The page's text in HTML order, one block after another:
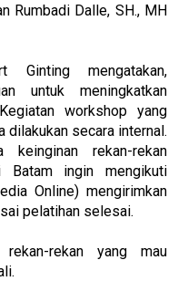
Rumbadi Dalle, SH., MH
Ginting mengatakan,
untuk meningkatkan
workshop yang
dilakukan secara internal.
keinginan rekan-rekan
ingin mengikuti
Online) mengirimkan
pelatihan selesai.
rekan yang mau